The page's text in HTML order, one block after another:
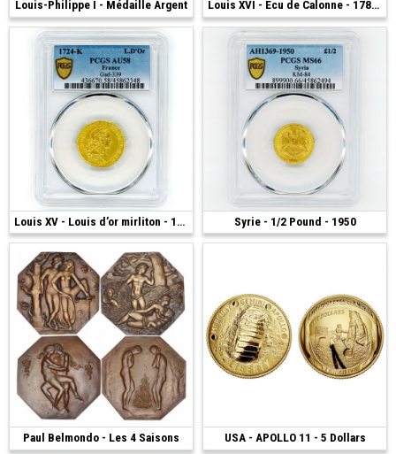
Louis-Philippe I - Médaille Argent
200 € Louis XVI - Ecu de Calonne - 1786 - Paris
4 000 €
Louis XV - Louis d’or mirliton - 1724 K
4 250 € Syrie - 1/2 Pound - 1950
1 300 €
Paul Belmondo - Les 4 Saisons
2 400 € USA - APOLLO 11 - 5 Dollars
1 600 €